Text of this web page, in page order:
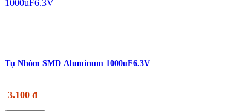
Tụ Nhôm SMD Aluminum 1000uF6.3V
3.100 đ